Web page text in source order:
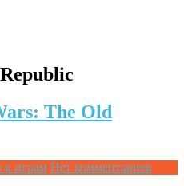
The Old
к играм Нет комментариев